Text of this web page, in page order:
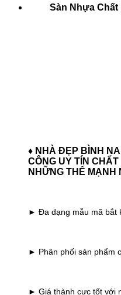
Sàn Nhựa
♦ NHÀ ĐẸP BÌNH
CÔNG UY TÍN
NHỮNG THẾ MẠNH
► Đa dạng mẫu mã bắt
► Phân phối sản phẩm
► Giá thành cực tốt với